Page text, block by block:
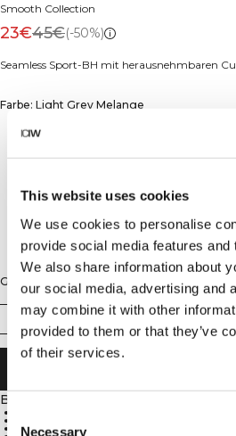
This website uses cookies
We use cookies to personalise
provide social media features and
We also share information about
our social media, advertising and
may combine it with other
provided to them or that they’ve
of their services.
Consent
Necessary
Smooth Collection
23€45€(-50%)
Seamless Sport-BH mit herausnehmbaren
Farbe: Light Grey Melange
Größe
XS S M
Beschreibung
Leichte Stützkraft